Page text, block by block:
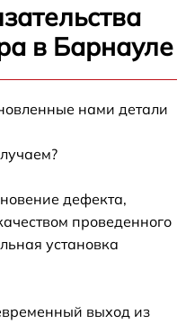
в Барнауле
нами детали
дефекта,
проведенного
установка
выход из